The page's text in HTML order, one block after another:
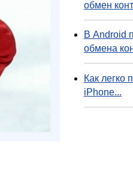
обмен
В Android
обмена
Как легко
iPhone...